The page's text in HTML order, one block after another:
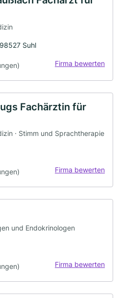
Suhl
Firma bewerten
Fachärztin für
· Stimm und Sprachtherapie
Firma bewerten
und Endokrinologen
Firma bewerten